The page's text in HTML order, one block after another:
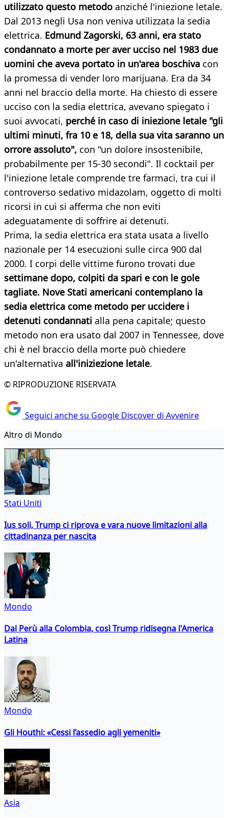
utilizzato questo metodo anziché l'iniezione letale.
Dal 2013 negli Usa non veniva utilizzata la sedia
elettrica. Edmund Zagorski, 63 anni, era stato
condannato a morte per aver ucciso nel 1983 due
uomini che aveva portato in un'area boschiva con
la promessa di vender loro marijuana. Era da 34
anni nel braccio della morte. Ha chiesto di essere
ucciso con la sedia elettrica, avevano spiegato i
suoi avvocati, perché in caso di iniezione letale "gli
ultimi minuti, fra 10 e 18, della sua vita saranno un
orrore assoluto", con "un dolore insostenibile,
probabilmente per 15-30 secondi". Il cocktail per
l'iniezione letale comprende tre farmaci, tra cui il
controverso sedativo midazolam, oggetto di molti
ricorsi in cui si afferma che non eviti
adeguatamente di soffrire ai detenuti.
Prima, la sedia elettrica era stata usata a livello
nazionale per 14 esecuzioni sulle circa 900 dal
2000. I corpi delle vittime furono trovati due
settimane dopo, colpiti da spari e con le gole
tagliate. Nove Stati americani contemplano la
sedia elettrica come metodo per uccidere i
detenuti condannati alla pena capitale; questo
metodo non era usato dal 2007 in Tennessee, dove
chi è nel braccio della morte può chiedere
un'alternativa all'iniziezione letale.
© RIPRODUZIONE RISERVATA
Seguici anche su Google Discover di Avvenire
Altro di Mondo
Stati Uniti
Ius soli, Trump ci riprova e vara nuove limitazioni alla
cittadinanza per nascita
Mondo
Dal Perù alla Colombia, così Trump ridisegna l'America
Latina
Mondo
Gli Houthi: «Cessi l’assedio agli yemeniti»
Asia